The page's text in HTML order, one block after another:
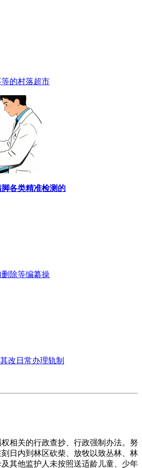
的村落超市
各类精准检测的
除等编纂操
改日常办理轨制
关的行政查抄、行政强制办法。努
日内到林区砍柴、放牧以致丛林、林
其他监护人未按照送适龄儿童、少年